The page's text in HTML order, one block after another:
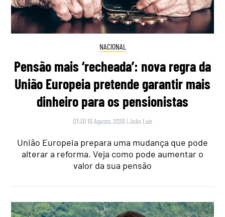
NACIONAL
Pensão mais ‘recheada’: nova regra da
União Europeia pretende garantir mais
dinheiro para os pensionistas
07:30 10 Agosto, 2026 |João Luís
União Europeia prepara uma mudança que pode
alterar a reforma. Veja como pode aumentar o
valor da sua pensão